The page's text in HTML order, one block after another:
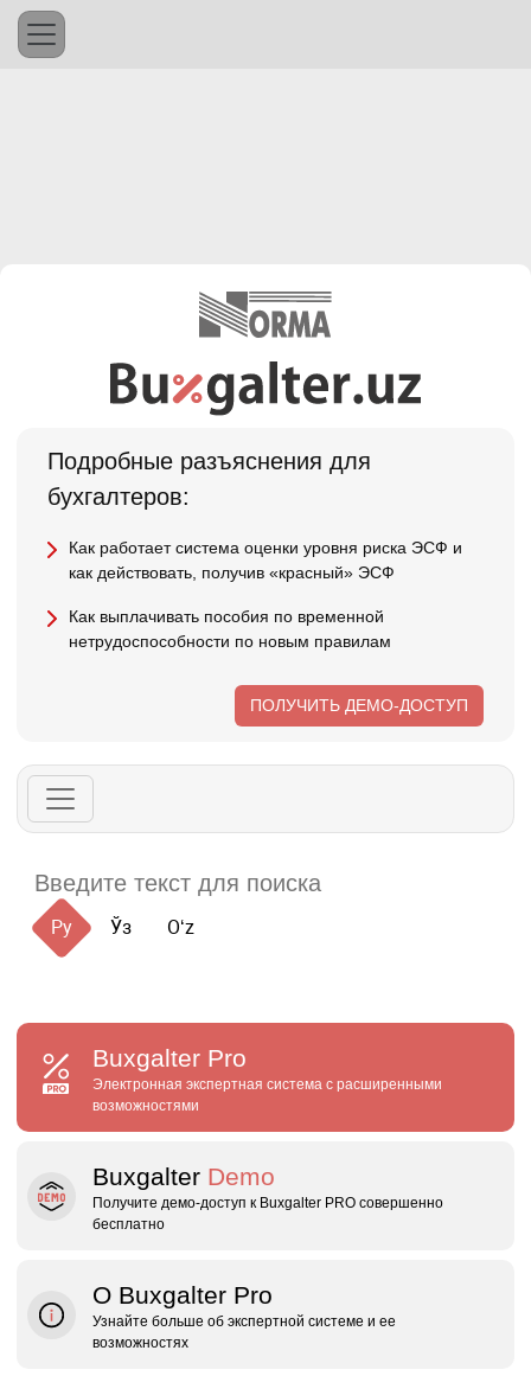
Подробные разъяснения для
бухгалтеров:
Как работает система оценки уровня риска ЭСФ и
как действовать, получив «красный» ЭСФ
Как выплачивать пособия по временной
нетрудоспособности по новым правилам
ПОЛУЧИТЬ ДЕМО-ДОСТУП
Ру Ўз Oʻz
Buxgalter Pro
Электронная экспертная система с расширенными
возможностями
Buxgalter Demo
Получите демо‑доступ к Buxgalter PRO совершенно
бесплатно
О Buxgalter Pro
Узнайте больше об экспертной системе и ее
возможностях